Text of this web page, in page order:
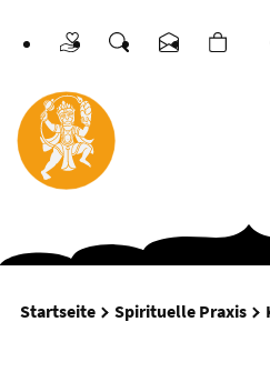
SpendenSucheKontakt
Sprachen
Startseite Spirituelle Praxis